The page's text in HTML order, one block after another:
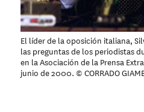
El líder de la oposición italiana,
las preguntas de los periodistas
en la Asociación de la Prensa
junio de 2000. © CORRADO